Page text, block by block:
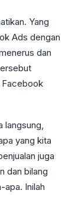
Yang
Ads dengan
dan
Facebook
langsung,
yang kita
juga
dan bilang
apa. Inilah